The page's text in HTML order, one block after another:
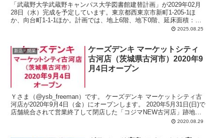
「武蔵野大学武蔵野キャンパス大学図書館建替計画」が2029年02月
28日（水）完成を予定しています。東京都西東京市新町1-205-1ほ
か、向台町1-1-1ほか。計画では、地上6階、地下0階、延床面積：
2025.08.25
新店・開業
ケーズデンキ マーケットシティ
古河店（茨城県古河市）2020年9
月4日オープン
Ｙさま（@ysb_freeman）です。 ケーズデンキ マーケットシティ古
河店が2020年9月4日（金）にオープンします。 2020年5月31日(日)で
店舗統合されて営業終了して閉店した「コジマNEW古河店」跡地。
2020.08.29